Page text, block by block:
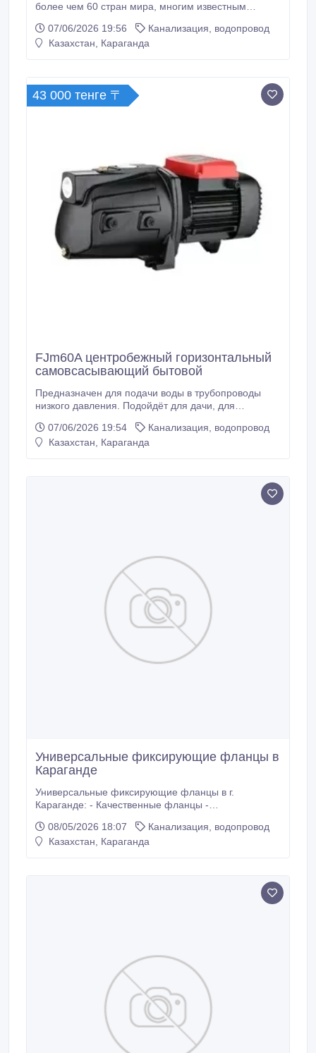
более чем 60 стран мира, многим известным
скважины, водоснабжения, откачки грунтовых вод,
системы отопления, пожарных систем и т.д.)
укомплектовать насос частотным преобразователем
или шкафом управления.
07/06/2026 19:56
Канализация, водопровод
Казахстан, Караганда
43 000 тенге 〒
FJm60A центробежный горизонтальный
самовсасывающий бытовой
Предназначен для подачи воды в трубопроводы
низкого давления. Подойдёт для дачи, для
латуни , вал из нержавеющей стали asi 304 Звоните
сейчас - подберём оптимальный для вас насос.
07/06/2026 19:54
Канализация, водопровод
Казахстан, Караганда
Универсальные фиксирующие фланцы в
Караганде
Универсальные фиксирующие фланцы в г.
Караганде: - Качественные фланцы -
чугунных труб - Отличные цены.
08/05/2026 18:07
Канализация, водопровод
Казахстан, Караганда